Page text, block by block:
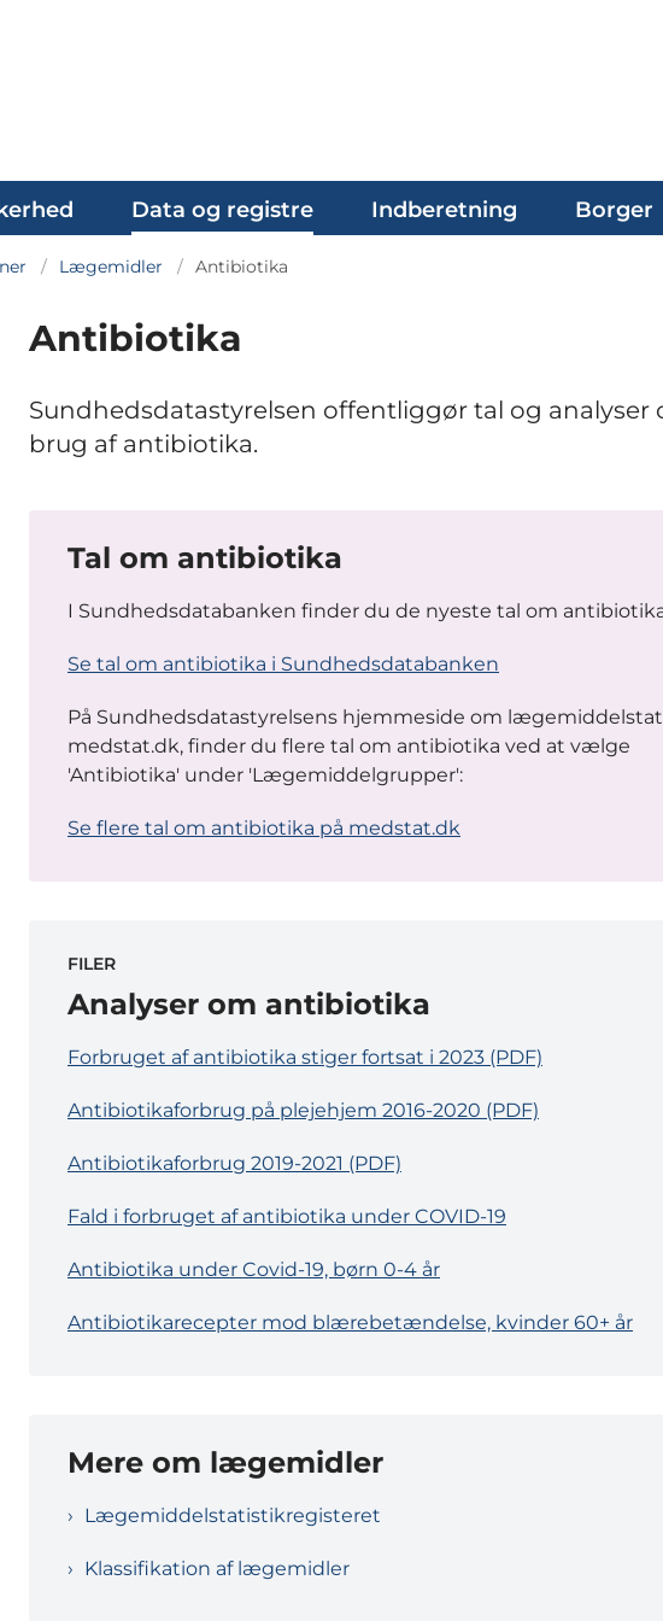
Data og registre Indberetning Borger
Lægemidler Antibiotika
Antibiotika
Sundhedsdatastyrelsen offentliggør tal og analyser
brug af antibiotika.
Tal om antibiotika
I Sundhedsdatabanken finder du de nyeste tal om
Se tal om antibiotika i Sundhedsdatabanken
På Sundhedsdatastyrelsens hjemmeside om
medstat.dk, finder du flere tal om antibiotika ved at vælge
'Antibiotika' under 'Lægemiddelgrupper':
Se flere tal om antibiotika på medstat.dk
FILER
Analyser om antibiotika
Forbruget af antibiotika stiger fortsat i 2023 (PDF)
Antibiotikaforbrug på plejehjem 2016-2020 (PDF)
Antibiotikaforbrug 2019-2021 (PDF)
Fald i forbruget af antibiotika under COVID-19
Antibiotika under Covid-19, børn 0-4 år
Antibiotikarecepter mod blærebetændelse, kvinder 60+ år
Mere om lægemidler
Lægemiddelstatistikregisteret
Klassifikation af lægemidler